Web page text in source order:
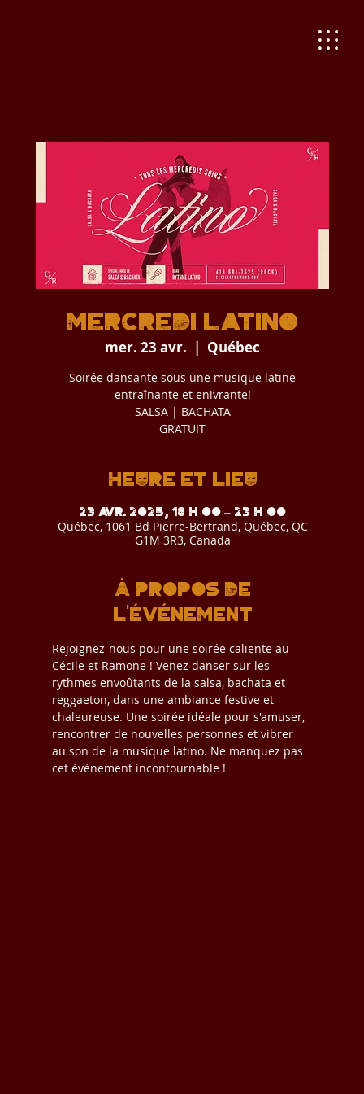
Mercredi Latino
mer. 23 avr.
  |
Québec
Soirée dansante sous une musique latine
entraînante et enivrante!
SALSA | BACHATA
GRATUIT
Heure et lieu
23 avr. 2025, 18 h 00 – 23 h 00
Québec, 1061 Bd Pierre-Bertrand, Québec, QC
G1M 3R3, Canada
À propos de
l'événement
Rejoignez-nous pour une soirée caliente au
Cécile et Ramone ! Venez danser sur les
rythmes envoûtants de la salsa, bachata et
reggaeton, dans une ambiance festive et
chaleureuse. Une soirée idéale pour s'amuser,
rencontrer de nouvelles personnes et vibrer
au son de la musique latino. Ne manquez pas
cet événement incontournable !